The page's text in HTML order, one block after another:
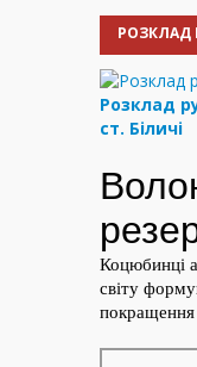
РОЗКЛАД
Розклад
ст. Біличі